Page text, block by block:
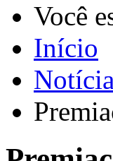
Você
Início